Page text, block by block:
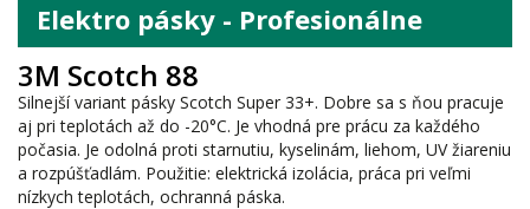
Elektro pásky - Profesionálne
3M Scotch 88
Silnejší variant pásky Scotch Super 33+. Dobre sa s ňou pracuje
aj pri teplotách až do -20°C. Je vhodná pre prácu za každého
počasia. Je odolná proti starnutiu, kyselinám, liehom, UV žiareniu
a rozpúšťadlám. Použitie: elektrická izolácia, práca pri veľmi
nízkych teplotách, ochranná páska.